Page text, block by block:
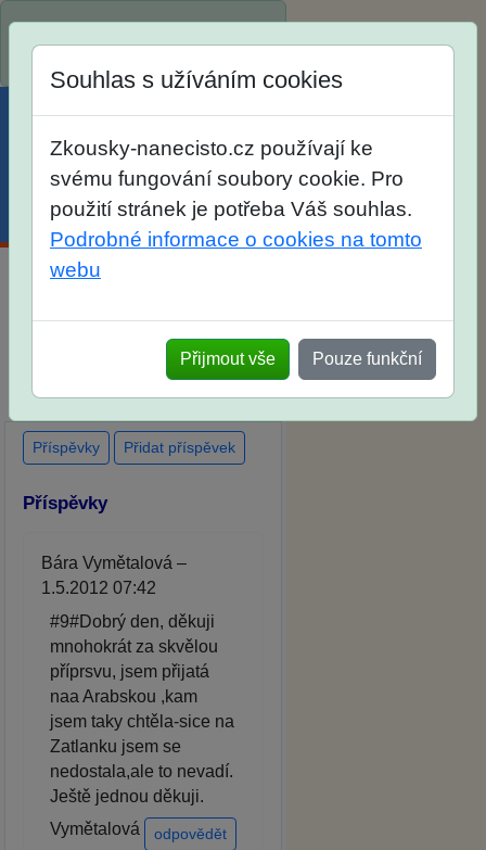
Menu Účet Košík
po skutečných přijímacích
zkouškách
Souhlas s užíváním cookies
Zkousky-nanecisto.cz používají ke
svému fungování soubory cookie. Pro
použití stránek je potřeba Váš souhlas.
Podrobné informace o cookies na tomto
webu
Přijmout vše Pouze funkční
Příspěvky Přidat příspěvek
Příspěvky
Bára Vymětalová –
1.5.2012 07:42
#9#Dobrý den, děkuji
mnohokrát za skvělou
příprsvu, jsem přijatá
naa Arabskou ,kam
jsem taky chtěla-sice na
Zatlanku jsem se
nedostala,ale to nevadí.
Ještě jednou děkuji.
Vymětalová
odpovědět